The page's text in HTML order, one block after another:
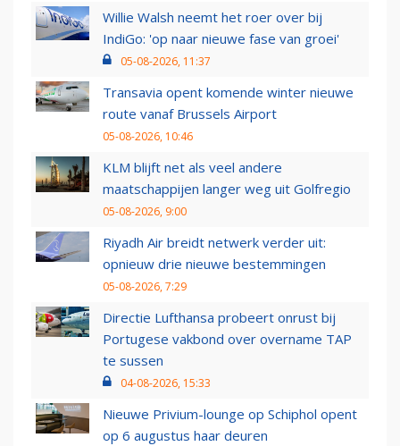
Willie Walsh neemt het roer over bij
IndiGo: 'op naar nieuwe fase van groei'
05-08-2026, 11:37
Transavia opent komende winter nieuwe
route vanaf Brussels Airport
05-08-2026, 10:46
KLM blijft net als veel andere
maatschappijen langer weg uit Golfregio
05-08-2026, 9:00
Riyadh Air breidt netwerk verder uit:
opnieuw drie nieuwe bestemmingen
05-08-2026, 7:29
Directie Lufthansa probeert onrust bij
Portugese vakbond over overname TAP
te sussen
04-08-2026, 15:33
Nieuwe Privium-lounge op Schiphol opent
op 6 augustus haar deuren